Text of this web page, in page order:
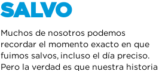
SALVO
Muchos de nosotros podemos
recordar el momento exacto en que
fuimos salvos, incluso el día preciso.
Pero la verdad es que nuestra historia